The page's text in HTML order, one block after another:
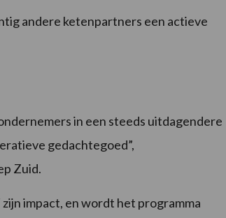
andere ketenpartners een actieve
in een steeds uitdagendere
gedachtegoed”,
Zuid.
impact, en wordt het programma